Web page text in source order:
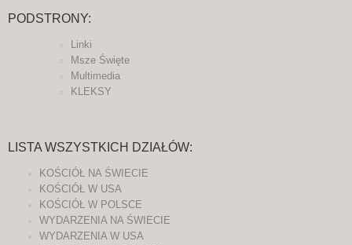
PODSTRONY:
Linki
Msze Święte
Multimedia
KLEKSY
LISTA WSZYSTKICH DZIAŁÓW:
KOŚCIÓŁ NA ŚWIECIE
KOŚCIÓŁ W USA
KOŚCIÓŁ W POLSCE
WYDARZENIA NA ŚWIECIE
WYDARZENIA W USA